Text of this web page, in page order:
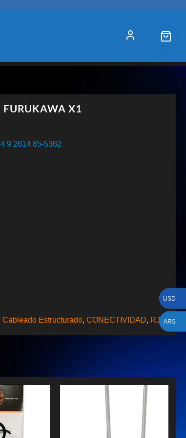
FURUKAWA X1
9 2614 85-5362
Cableado Estructurado, CONECTIVIDAD, RJ45
USD
ARS